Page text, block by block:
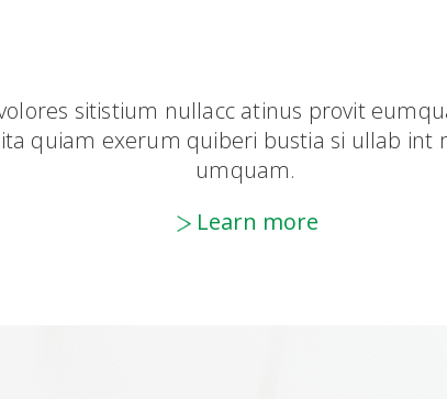
sitistium nullacc atinus provit
quiam exerum quiberi bustia si ullab int
umquam.
Learn more